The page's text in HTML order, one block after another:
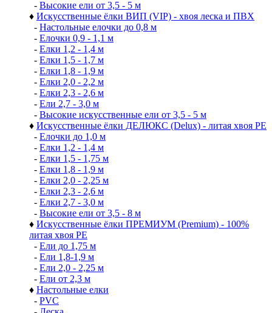
- Высокие ели от 3,5 - 5 м
♦ Искусственные ёлки ВИП (VIP) - хвоя леска и ПВХ
- Настольные елочки до 0,8 м
- Елочки 0,9 - 1,1 м
- Елки 1,2 - 1,4 м
- Елки 1,5 - 1,7 м
- Елки 1,8 - 1,9 м
- Елки 2,0 - 2,2 м
- Елки 2,3 - 2,6 м
- Ели 2,7 - 3,0 м
- Высокие искусственные ели от 3,5 - 5 м
♦ Искусственные ёлки ДЕЛЮКС (Delux) - литая хвоя РЕ
- Елочки до 1,0 м
- Елки 1,2 - 1,4 м
- Елки 1,5 - 1,75 м
- Елки 1,8 - 1,9 м
- Елки 2,0 - 2,25 м
- Елки 2,3 - 2,6 м
- Елки 2,7 - 3,0 м
- Высокие ели от 3,5 - 8 м
♦ Искусственные ёлки ПРЕМИУМ (Premium) - 100%
литая хвоя РЕ
- Ели до 1,75 м
- Ели 1,8-1,9 м
- Ели 2,0 - 2,25 м
- Ели от 2,3 м
♦ Настольные елки
- PVC